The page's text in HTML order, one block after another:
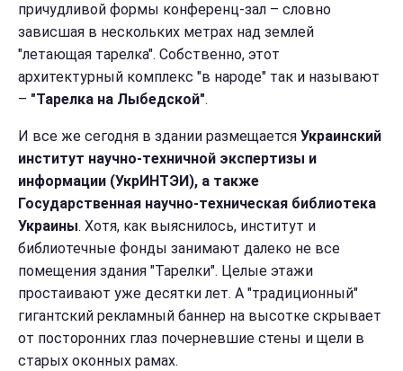
причудливой формы конференц-зал – словно
зависшая в нескольких метрах над землей
"летающая тарелка". Собственно, этот
архитектурный комплекс "в народе" так и называют
– "Тарелка на Лыбедской".
И все же сегодня в здании размещается Украинский
институт научно-техничной экспертизы и
информации (УкрИНТЭИ), а также
Государственная научно-техническая библиотека
Украины. Хотя, как выяснилось, институт и
библиотечные фонды занимают далеко не все
помещения здания "Тарелки". Целые этажи
простаивают уже десятки лет. А "традиционный"
гигантский рекламный баннер на высотке скрывает
от посторонних глаз почерневшие стены и щели в
старых оконных рамах.